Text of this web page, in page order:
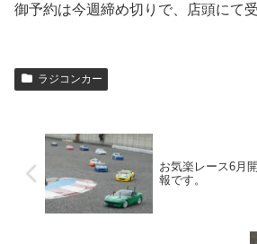
御予約は今週締め切りで、店頭にて受
ラジコンカー
お気楽レース6月
報です。